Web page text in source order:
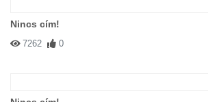
Nincs cím!
7262 0